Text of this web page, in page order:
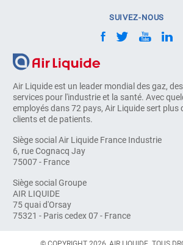
Air Liquide est un leader mondial des gaz,
services pour l'industrie et la santé. Avec
employés dans 72 pays, Air Liquide sert plus
clients et de patients.
Siège social Air Liquide France Industrie
6, rue Cognacq Jay
75007 - France
Siège social Groupe
AIR LIQUIDE
75 quai d'Orsay
75321 - Paris cedex 07 - France
SUIVEZ-NOUS